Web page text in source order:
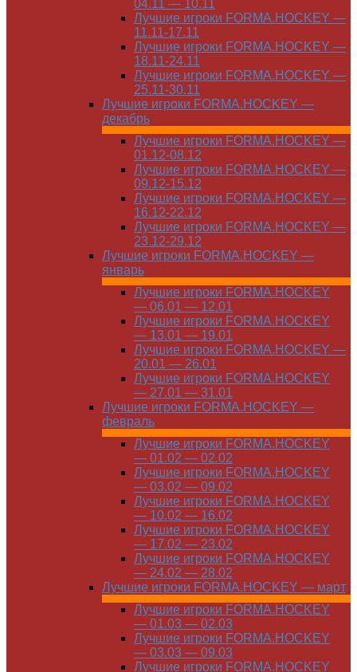
04.11 — 10.11
Лучшие игроки FORMA.HOCKEY —
11.11-17.11
Лучшие игроки FORMA.HOCKEY —
18.11-24.11
Лучшие игроки FORMA.HOCKEY —
25.11-30.11
Лучшие игроки FORMA.HOCKEY —
декабрь
Лучшие игроки FORMA.HOCKEY —
01.12-08.12
Лучшие игроки FORMA.HOCKEY —
09.12-15.12
Лучшие игроки FORMA.HOCKEY —
16.12-22.12
Лучшие игроки FORMA.HOCKEY —
23.12-29.12
Лучшие игроки FORMA.HOCKEY —
январь
Лучшие игроки FORMA.HOCKEY
— 06.01 — 12.01
Лучшие игроки FORMA.HOCKEY
— 13.01 — 19.01
Лучшие игроки FORMA.HOCKEY —
20.01 — 26.01
Лучшие игроки FORMA.HOCKEY
— 27.01 — 31.01
Лучшие игроки FORMA.HOCKEY —
февраль
Лучшие игроки FORMA.HOCKEY
— 01.02 — 02.02
Лучшие игроки FORMA.HOCKEY
— 03.02 — 09.02
Лучшие игроки FORMA.HOCKEY
— 10.02 — 16.02
Лучшие игроки FORMA.HOCKEY
— 17.02 — 23.02
Лучшие игроки FORMA.HOCKEY
— 24.02 — 28.02
Лучшие игроки FORMA.HOCKEY — март
Лучшие игроки FORMA.HOCKEY
— 01.03 — 02.03
Лучшие игроки FORMA.HOCKEY
— 03.03 — 09.03
Лучшие игроки FORMA.HOCKEY